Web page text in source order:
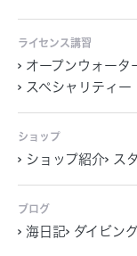
ライセンス講習
オープンウォータ
スペシャリティー
ショップ
ショップ紹介 ス
ブログ
海日記 ダイビン